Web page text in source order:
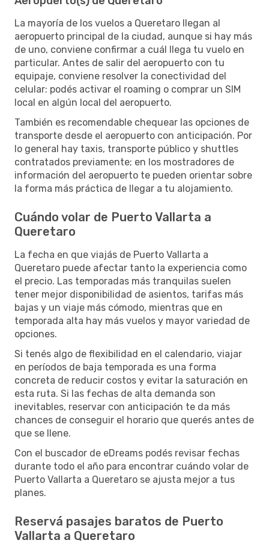
La mayoría de los vuelos a Queretaro llegan al
aeropuerto principal de la ciudad, aunque si hay más
de uno, conviene confirmar a cuál llega tu vuelo en
particular. Antes de salir del aeropuerto con tu
equipaje, conviene resolver la conectividad del
celular: podés activar el roaming o comprar un SIM
local en algún local del aeropuerto.
También es recomendable chequear las opciones de
transporte desde el aeropuerto con anticipación. Por
lo general hay taxis, transporte público y shuttles
contratados previamente; en los mostradores de
información del aeropuerto te pueden orientar sobre
la forma más práctica de llegar a tu alojamiento.
Cuándo volar de Puerto Vallarta a
Queretaro
La fecha en que viajás de Puerto Vallarta a
Queretaro puede afectar tanto la experiencia como
el precio. Las temporadas más tranquilas suelen
tener mejor disponibilidad de asientos, tarifas más
bajas y un viaje más cómodo, mientras que en
temporada alta hay más vuelos y mayor variedad de
opciones.
Si tenés algo de flexibilidad en el calendario, viajar
en períodos de baja temporada es una forma
concreta de reducir costos y evitar la saturación en
esta ruta. Si las fechas de alta demanda son
inevitables, reservar con anticipación te da más
chances de conseguir el horario que querés antes de
que se llene.
Con el buscador de eDreams podés revisar fechas
durante todo el año para encontrar cuándo volar de
Puerto Vallarta a Queretaro se ajusta mejor a tus
planes.
Reservá pasajes baratos de Puerto
Vallarta a Queretaro